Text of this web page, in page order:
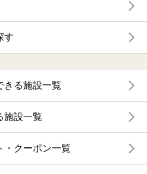
す
きる施設一覧
施設一覧
・クーポン一覧